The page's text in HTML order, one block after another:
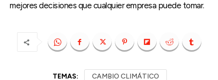
mejores decisiones que cualquier empresa puede tomar.
TEMAS: CAMBIO CLIMÁTICO